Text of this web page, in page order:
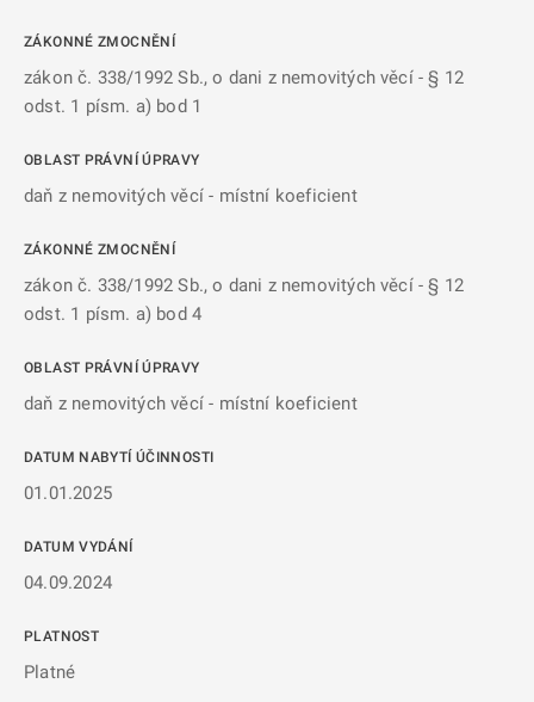
ZÁKONNÉ ZMOCNĚNÍ
zákon č. 338/1992 Sb., o dani z nemovitých věcí - § 12
odst. 1 písm. a) bod 1
OBLAST PRÁVNÍ ÚPRAVY
daň z nemovitých věcí - místní koeficient
ZÁKONNÉ ZMOCNĚNÍ
zákon č. 338/1992 Sb., o dani z nemovitých věcí - § 12
odst. 1 písm. a) bod 4
OBLAST PRÁVNÍ ÚPRAVY
daň z nemovitých věcí - místní koeficient
DATUM NABYTÍ ÚČINNOSTI
01.01.2025
DATUM VYDÁNÍ
04.09.2024
PLATNOST
Platné